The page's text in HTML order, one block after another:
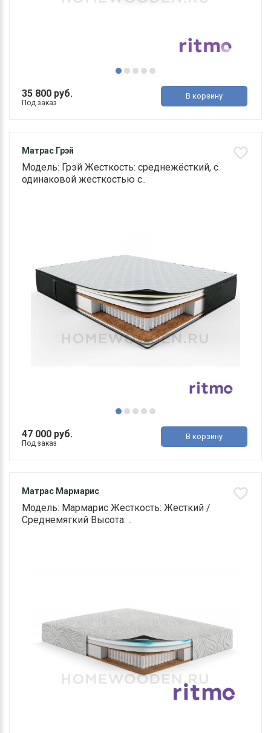
35 800 руб.
Под заказ
В корзину
Матрас Грэй
Модель: Грэй Жесткость: среднежёсткий, с
одинаковой жесткостью с..
47 000 руб.
Под заказ
В корзину
Матрас Мармарис
Модель: Мармарис Жесткость: Жесткий /
Среднемягкий Высота: ..